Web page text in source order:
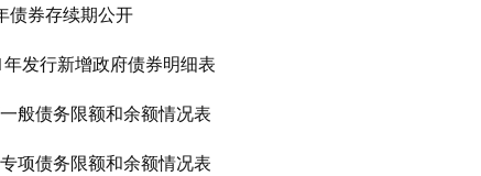
债券存续期公开
发行新增政府债券明细表
般债务限额和余额情况表
项债务限额和余额情况表